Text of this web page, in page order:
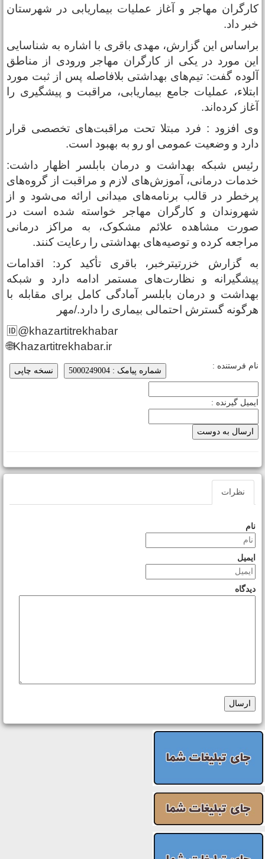
مهاجر و آغاز عملیات بیماریابی در شهرستان
داد.
این گزارش، مهدی باقری با اشاره به شناسایی
مورد در یکی از کارگران مهاجر ورودی از مناطق
گفت: تیم‌های بهداشتی بلافاصله پس از ثبت مورد
عملیات جامع بیماریابی، مراقبت و پیشگیری را
کرده‌اند.
افزود : فرد مبتلا تحت مراقبت‌های تخصصی قرار
و وضعیت عمومی او رو به بهبود است.
شبکه بهداشت و درمان بابلسر اظهار داشت:
درمانی، آموزش‌های لازم و مراقبت از گروه‌های
در قالب برنامه‌های میدانی ارائه می‌شود و از
و کارگران مهاجر خواسته شده است در
مشاهده علائم مشکوک، به مراکز درمانی
کرده و توصیه‌های بهداشتی را رعایت کنند.
گزارش خزرتیترخبر، باقری تأکید کرد: اقدامات
و نظارت‌های مستمر ادامه دارد و شبکه
و درمان بابلسر آمادگی کامل برای مقابله با
گسترش احتمالی بیماری را دارد./مهر
🆔@khazartitrekhabar
🌐Khazartitrekhabar.ir
نسخه چاپی شماره پیامک : 5000249004
فرستنده :
گیرنده :
نظرات
نام
ایمیل
دیدگاه
ارسال